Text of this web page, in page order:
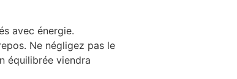
avec énergie.
Ne négligez pas le
équilibrée viendra